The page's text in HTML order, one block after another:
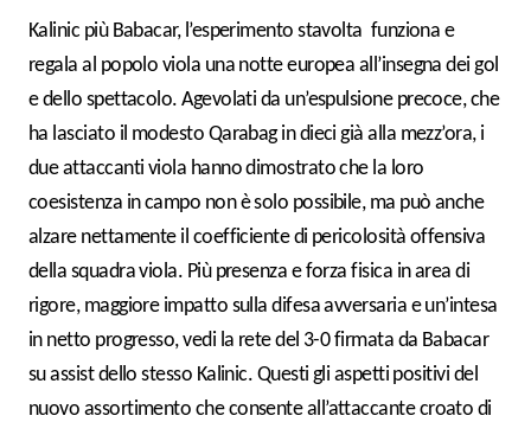
Kalinic più Babacar, l’esperimento stavolta funziona e
regala al popolo viola una notte europea all’insegna dei gol
e dello spettacolo. Agevolati da un’espulsione precoce, che
ha lasciato il modesto Qarabag in dieci già alla mezz’ora, i
due attaccanti viola hanno dimostrato che la loro
coesistenza in campo non è solo possibile, ma può anche
alzare nettamente il coefficiente di pericolosità offensiva
della squadra viola. Più presenza e forza fisica in area di
rigore, maggiore impatto sulla difesa avversaria e un’intesa
in netto progresso, vedi la rete del 3-0 firmata da Babacar
su assist dello stesso Kalinic. Questi gli aspetti positivi del
nuovo assortimento che consente all’attaccante croato di